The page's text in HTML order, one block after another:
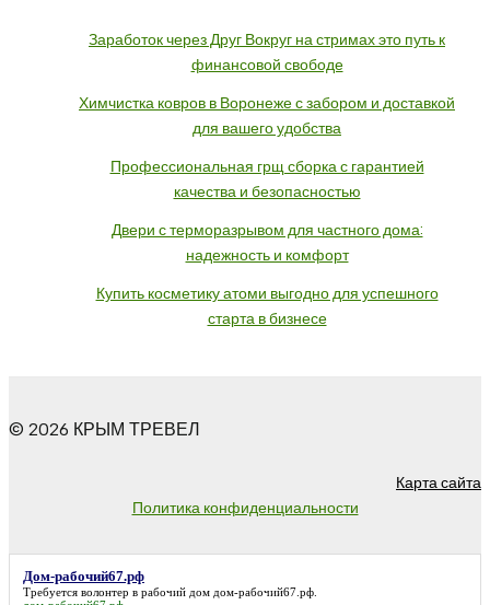
Заработок через Друг Вокруг на стримах это путь к
финансовой свободе
Химчистка ковров в Воронеже с забором и доставкой
для вашего удобства
Профессиональная грщ сборка с гарантией
качества и безопасностью
Двери с терморазрывом для частного дома:
надежность и комфорт
Купить косметику атоми выгодно для успешного
старта в бизнесе
© 2026 КРЫМ ТРЕВЕЛ
Карта сайта
Политика конфиденциальности
Дом-рабочий67.рф
Требуется волонтер в рабочий дом дом-рабочий67.рф